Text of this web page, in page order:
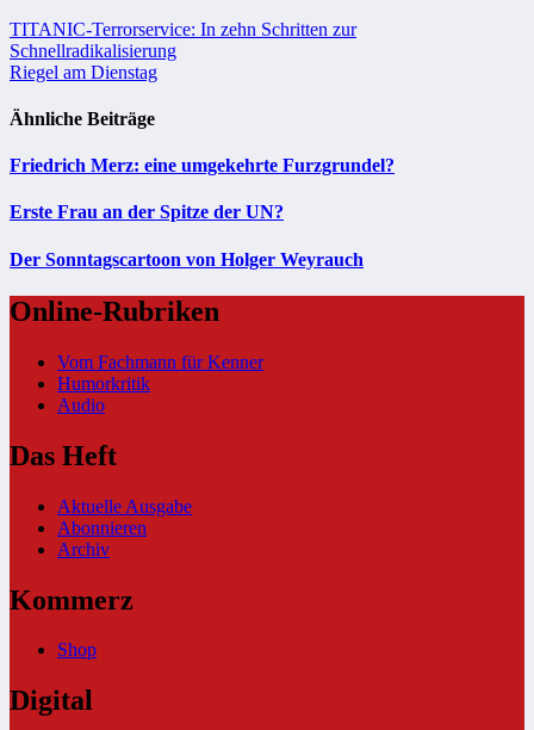
Beitragsnavigation
TITANIC-Terrorservice: In zehn Schritten zur
Schnellradikalisierung
Riegel am Dienstag
Ähnliche Beiträge
Friedrich Merz: eine umgekehrte Furzgrundel?
Erste Frau an der Spitze der UN?
Der Sonntagscartoon von Holger Weyrauch
Online-Rubriken
Vom Fachmann für Kenner
Humorkritik
Audio
Das Heft
Aktuelle Ausgabe
Abonnieren
Archiv
Kommerz
Shop
Digital